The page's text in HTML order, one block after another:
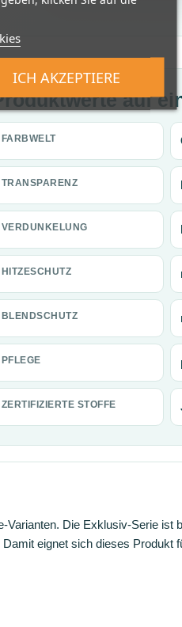
auf
FARBWELT
TRANSPARENZ
VERDUNKELUNG
HITZESCHUTZ
BLENDSCHUTZ
PFLEGE
ZERTIFIZIERTE STOFFE
Die Exklusiv-Serie ist
eignet sich dieses Produkt
ICH AKZEPTIERE